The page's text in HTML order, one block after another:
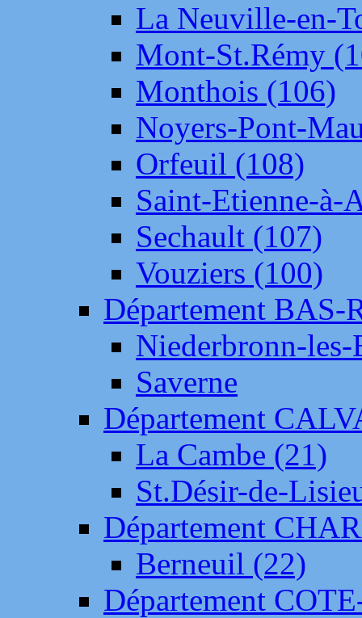
La Neuville-en-
Mont-St.Rémy
Monthois (106)
Noyers-Pont-
Orfeuil (108)
Saint-Etienne-à-
Sechault (107)
Vouziers (100)
Département BAS-
Niederbronn-
Saverne
Département
La Cambe (21)
St.Désir-de-
Département
Berneuil (22)
Département